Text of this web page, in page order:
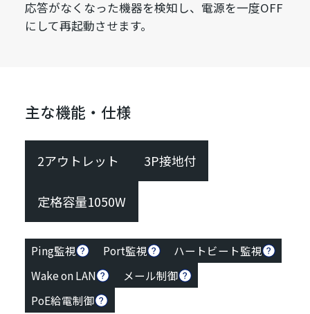
応答がなくなった機器を検知し、電源を一度OFF
にして再起動させます。
主な機能・仕様
2アウトレット 3P接地付
定格容量1050W
Ping監視 Port監視
ハートビート監視
Wake on LAN
メール制御
PoE給電制御